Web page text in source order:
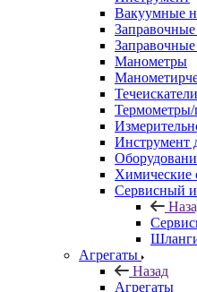
Вакуумные
Манометры
Течеискатели
Инструмент
Химические
Сервисный
Агрегаты
Назад
Агрегаты